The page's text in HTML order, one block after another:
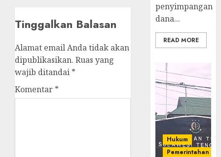
Tinggalkan Balasan
Alamat email Anda tidak akan
dipublikasikan. Ruas yang
wajib ditandai *
Komentar *
penyimpangan
dana...
READ MORE
Hukum
Pemerintahan